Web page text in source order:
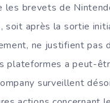
les brevets de
après la sortie
ne justifient pas
plateformes a peut-
surveillent